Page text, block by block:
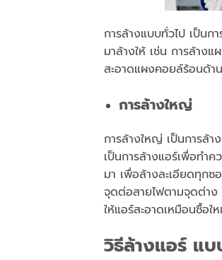
การล้างแบบทั่วไป เป็น
มาล้างให้ เช่น การล้าง
สะอาดแผงคอยล์ร้อนด้า
การล้างใหญ่
การล้างใหญ่ เป็นการล้า
เป็นการล้างแอร์เพื่อทำ
มา เพื่อล้างละเอียดทุก
จุดต่อสายไฟตามจุดต่า
ให้แอร์สะอาดเหมือนซื้อ
วิธีล้างแอร์ แ